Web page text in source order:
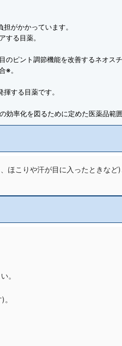
がかかっています。
する目薬。
ピント調節機能を改善するネオ
※。
する目薬です。
率化を図るために定めた医薬品範囲
こりや汗が目に入ったときな
。